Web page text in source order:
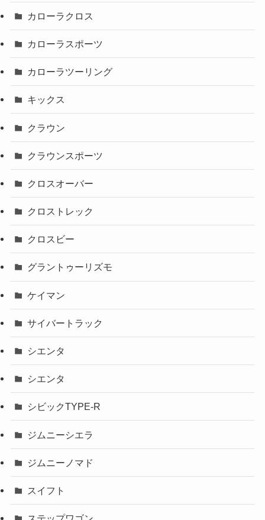
カローラクロス
カローラスポーツ
カローラツーリング
キックス
クラウン
クラウンスポーツ
クロスオーバー
クロストレック
クロスビー
グラントゥーリズモ
ケイマン
サイバートラック
シエンタ
シエンタ
シビックTYPE-R
ジムニーシエラ
ジムニーノマド
スイフト